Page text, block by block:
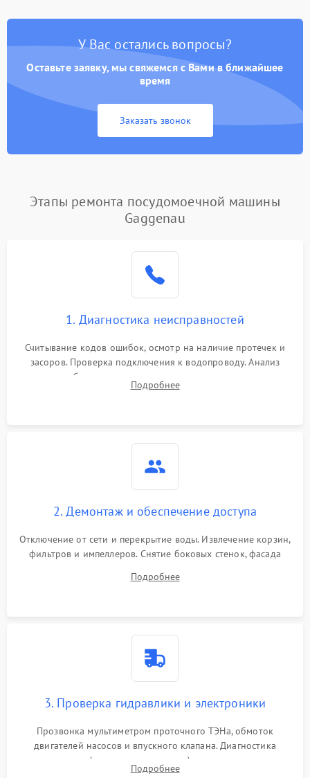
У Вас остались вопросы?
Оставьте заявку, мы свяжемся с Вами в ближайшее
время
Заказать звонок
Этапы ремонта посудомоечной машины
Gaggenau
1. Диагностика неисправностей
Считывание кодов ошибок, осмотр на наличие протечек и
засоров. Проверка подключения к водопроводу. Анализ
жалоб на отсутствие слива, нагрева, вращения
разбрызгивателей или срабатывание системы защиты
Подробнее
2. Демонтаж и обеспечение доступа
Отключение от сети и перекрытие воды. Извлечение корзин,
фильтров и импеллеров. Снятие боковых стенок, фасада
циркуляционному насосу, ТЭНу и сливной помпе.
Подробнее
3. Проверка гидравлики и электроники
Прозвонка мультиметром проточного ТЭНа, обмоток
двигателей насосов и впускного клапана. Диагностика
прессостата (датчика уровня воды), датчика мутности,
концевика дверцы и электронного модуля управления.
Подробнее